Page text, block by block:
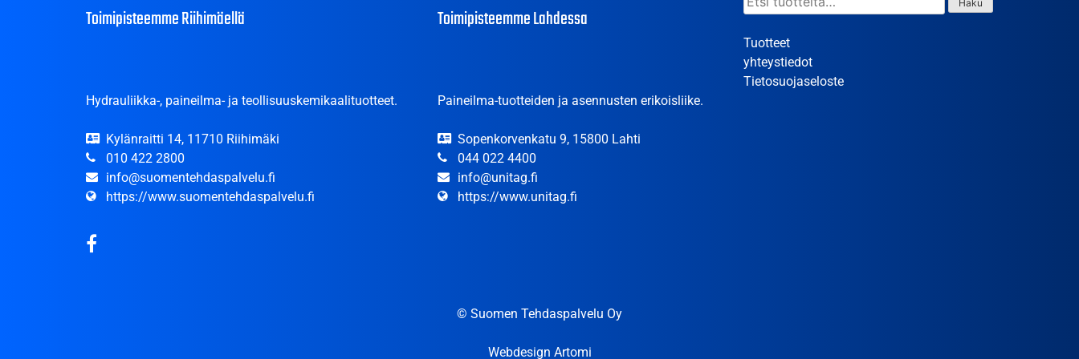
Toimipisteemme Riihimäellä
Hydrauliikka-, paineilma- ja teollisuuskemikaalituotteet.
Kylänraitti 14, 11710 Riihimäki
010 422 2800
info@suomentehdaspalvelu.fi
https://www.suomentehdaspalvelu.fi
Toimipisteemme Lahdessa
Paineilma-tuotteiden ja asennusten erikoisliike.
Sopenkorvenkatu 9, 15800 Lahti
044 022 4400
info@unitag.fi
https://www.unitag.fi
Haku
Tuotteet
yhteystiedot
Tietosuojaseloste
© Suomen Tehdaspalvelu Oy
Webdesign Artomi